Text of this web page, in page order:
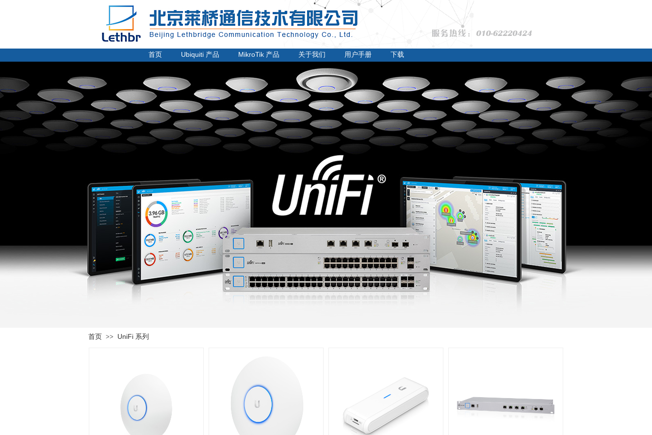
010-62220424
传真：010-62220448
邮箱：sunny@lethbr.com
首页 Ubiquiti 产品 MikroTik 产品 关于我们 用户手册 下载
首页 >> UniFi 系列